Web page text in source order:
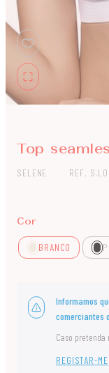
Top
SELENE REF.
Cor
BRANCO
Informamos
comerciantes
Caso
REGISTAR-ME